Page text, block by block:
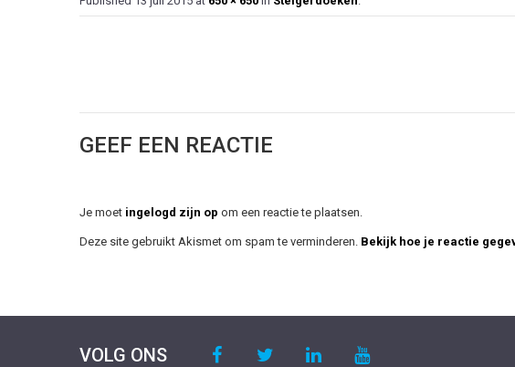
GEEF EEN REACTIE
Je moet ingelogd zijn op om een reactie te plaatsen.
Deze site gebruikt Akismet om spam te verminderen. Bekijk hoe je reactie
VOLG ONS